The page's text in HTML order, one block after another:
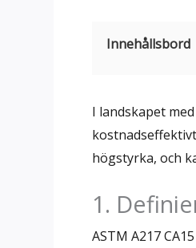
Innehållsbord
I landskapet
högstyrka, och
1.
ASTM A217